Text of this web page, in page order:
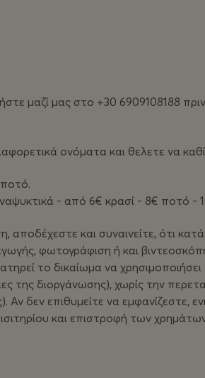
μαζί μας στο +30 6909108188
ονόματα και θελετε να
- από 6€ κρασί - 8€ ποτό -
αποδέχεστε και συναινείτε, ότι
φωτογράφιση ή και
το δικαίωμα να
της διοργάνωσης), χωρίς την
Αν δεν επιθυμείτε να
και επιστροφή των